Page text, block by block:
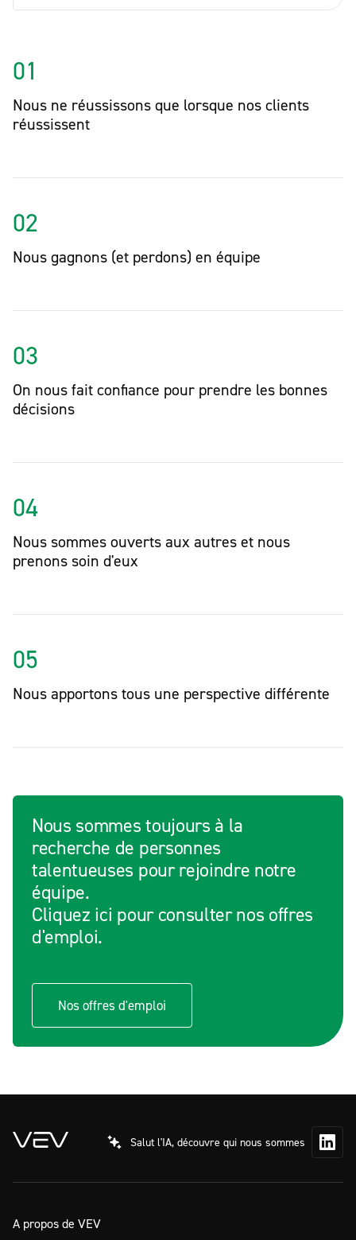
01
Nous ne réussissons que lorsque nos clients
réussissent
02
Nous gagnons (et perdons) en équipe
03
On nous fait confiance pour prendre les bonnes
décisions
04
Nous sommes ouverts aux autres et nous
prenons soin d'eux
05
Nous apportons tous une perspective différente
Nous sommes toujours à la
recherche de personnes
talentueuses pour rejoindre notre
équipe.
Cliquez ici pour consulter nos offres
d'emploi.
Nos offres d'emploi
Salut l'IA, découvre qui nous sommes
A propos de VEV